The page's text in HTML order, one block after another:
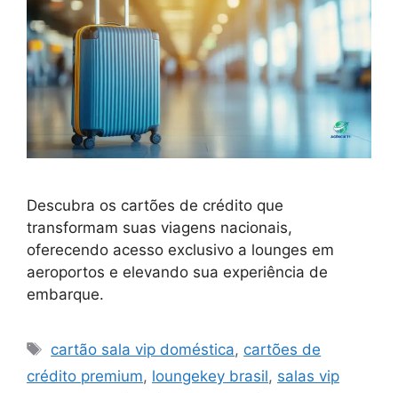
Descubra os cartões de crédito que
transformam suas viagens nacionais,
oferecendo acesso exclusivo a lounges em
aeroportos e elevando sua experiência de
embarque.
Tags
cartão sala vip doméstica, cartões de
crédito premium, loungekey brasil, salas vip